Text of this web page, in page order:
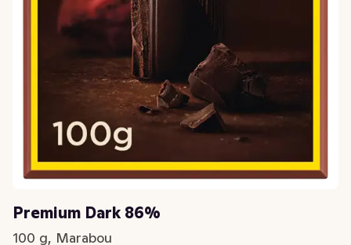
Premium Dark 86%
100 g, Marabou